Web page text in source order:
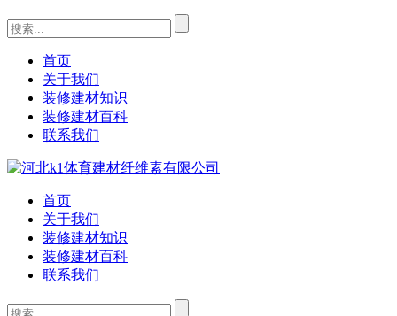
首页
关于我们
装修建材知识
装修建材百科
联系我们
首页
关于我们
装修建材知识
装修建材百科
联系我们